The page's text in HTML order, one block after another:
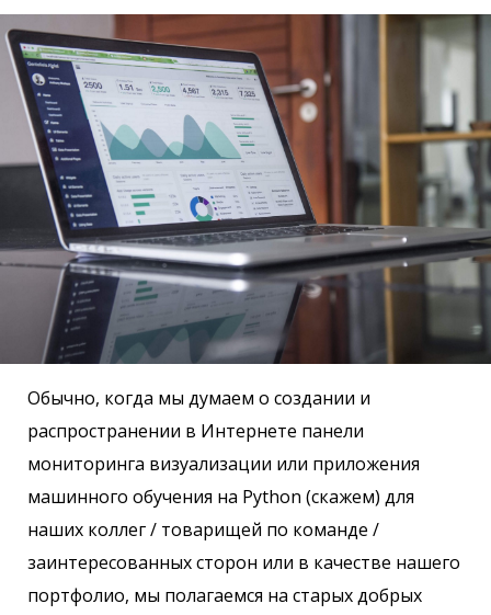
Обычно, когда мы думаем о создании и
распространении в Интернете панели
мониторинга визуализации или приложения
машинного обучения на Python (скажем) для
наших коллег / товарищей по команде /
заинтересованных сторон или в качестве нашего
портфолио, мы полагаемся на старых добрых